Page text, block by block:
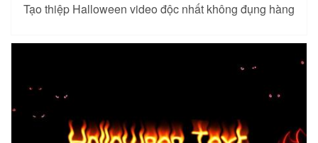
Tạo thiệp Halloween video độc nhất không đụng hàng